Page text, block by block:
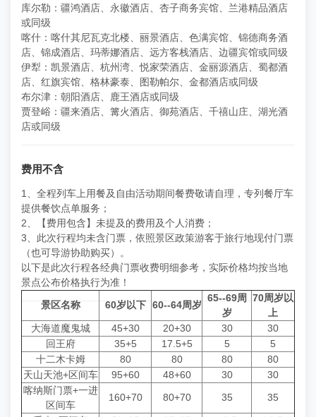
库尔勒：疆鸿酒店、永徽酒店、杏子商务宾馆、兰港精品酒店
或同级
喀什：喀什其尼瓦克北楼、丽景酒店、色满宾馆、锦德商务酒
店、锦成酒店、玛蒂娜酒店、远方客栈酒店、边疆宾馆或同级
伊犁：凯景酒店、杭州湾、悦家荣酒店、金丽源酒店、蜀都酒
店、红旗宾馆、格林豪泰、图勒帕尔、金都酒店或同级
布尔津：朝阳酒店、鹿王酒店或同级
贾登峪：疆来酒店、篝火酒店、御苑酒店、千禧山庄、湖光酒
店或同级
费用不含
1、全程列车上用餐及自由活动期间餐费敬请自理，专列餐厅车
提供餐饮点单服务；
2、【费用包含】未提及的费用及个人消费；
3、此次行程均未含门票，依照景区政策游客于旅行地现付门票
（也可导游协助购买）。
以下是此次行程各经典门票收费明细参考，实际价格均按当地
景点公布价格执行为准！
景区名称
60岁以下 60--64周岁
65--69周
岁
70周岁以
上
大海道魔鬼城
45+30 20+30 30
30
回王府
35+5 17.5+5 5
5
十二木卡姆
80 80 80
80
天山天池+区间车
95+60 48+60 30
30
喀纳斯门票+一进
区间车
160+70 80+70 35 35